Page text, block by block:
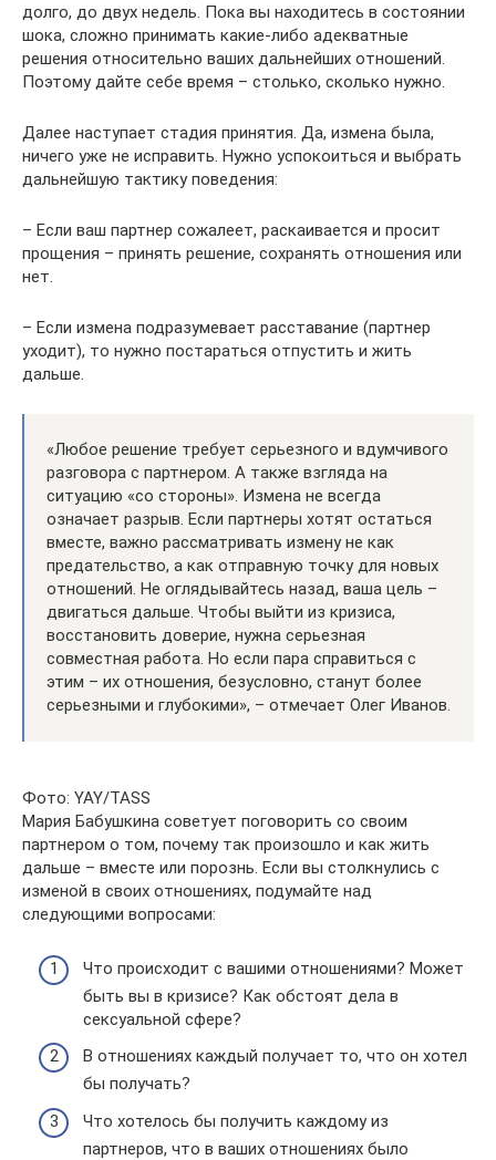
долго, до двух недель. Пока вы находитесь в состоянии
шока, сложно принимать какие-либо адекватные
решения относительно ваших дальнейших отношений.
Поэтому дайте себе время – столько, сколько нужно.
Далее наступает стадия принятия. Да, измена была,
ничего уже не исправить. Нужно успокоиться и выбрать
дальнейшую тактику поведения:
– Если ваш партнер сожалеет, раскаивается и просит
прощения – принять решение, сохранять отношения или
нет.
– Если измена подразумевает расставание (партнер
уходит), то нужно постараться отпустить и жить
дальше.
«Любое решение требует серьезного и вдумчивого
разговора с партнером. А также взгляда на
ситуацию «со стороны». Измена не всегда
означает разрыв. Если партнеры хотят остаться
вместе, важно рассматривать измену не как
предательство, а как отправную точку для новых
отношений. Не оглядывайтесь назад, ваша цель –
двигаться дальше. Чтобы выйти из кризиса,
восстановить доверие, нужна серьезная
совместная работа. Но если пара справиться с
этим – их отношения, безусловно, станут более
серьезными и глубокими», – отмечает Олег Иванов.
Фото: YAY/TASS
Мария Бабушкина советует поговорить со своим
партнером о том, почему так произошло и как жить
дальше – вместе или порознь. Если вы столкнулись с
изменой в своих отношениях, подумайте над
следующими вопросами: ⠀
Что происходит с вашими отношениями? Может
быть вы в кризисе? Как обстоят дела в
сексуальной сфере?
В отношениях каждый получает то, что он хотел
бы получать?
Что хотелось бы получить каждому из
партнеров, что в ваших отношениях было